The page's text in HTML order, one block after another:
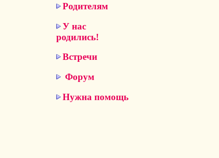
Родителям
У нас
родились!
Встречи
Форум
Нужна помощь